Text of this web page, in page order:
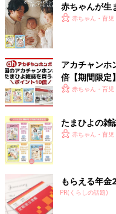
赤ちゃんが生
赤ちゃん・育児
アカチャンホ
倍【期間限定】
赤ちゃん・育児
たまひよの雑
赤ちゃん・育児
もらえる年金
PR(くらしの話題)